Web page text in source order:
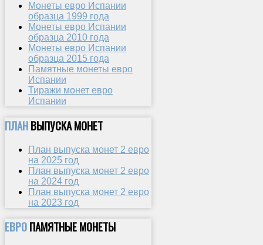
Монеты евро Испании
образца 1999 года
Монеты евро Испании
образца 2010 года
Монеты евро Испании
образца 2015 года
Памятные монеты евро
Испании
Тиражи монет евро
Испании
ПЛАНВЫПУСКА МОНЕТ
План выпуска монет 2 евро
на 2025 год
План выпуска монет 2 евро
на 2024 год
План выпуска монет 2 евро
на 2023 год
ЕВРОПАМЯТНЫЕ МОНЕТЫ